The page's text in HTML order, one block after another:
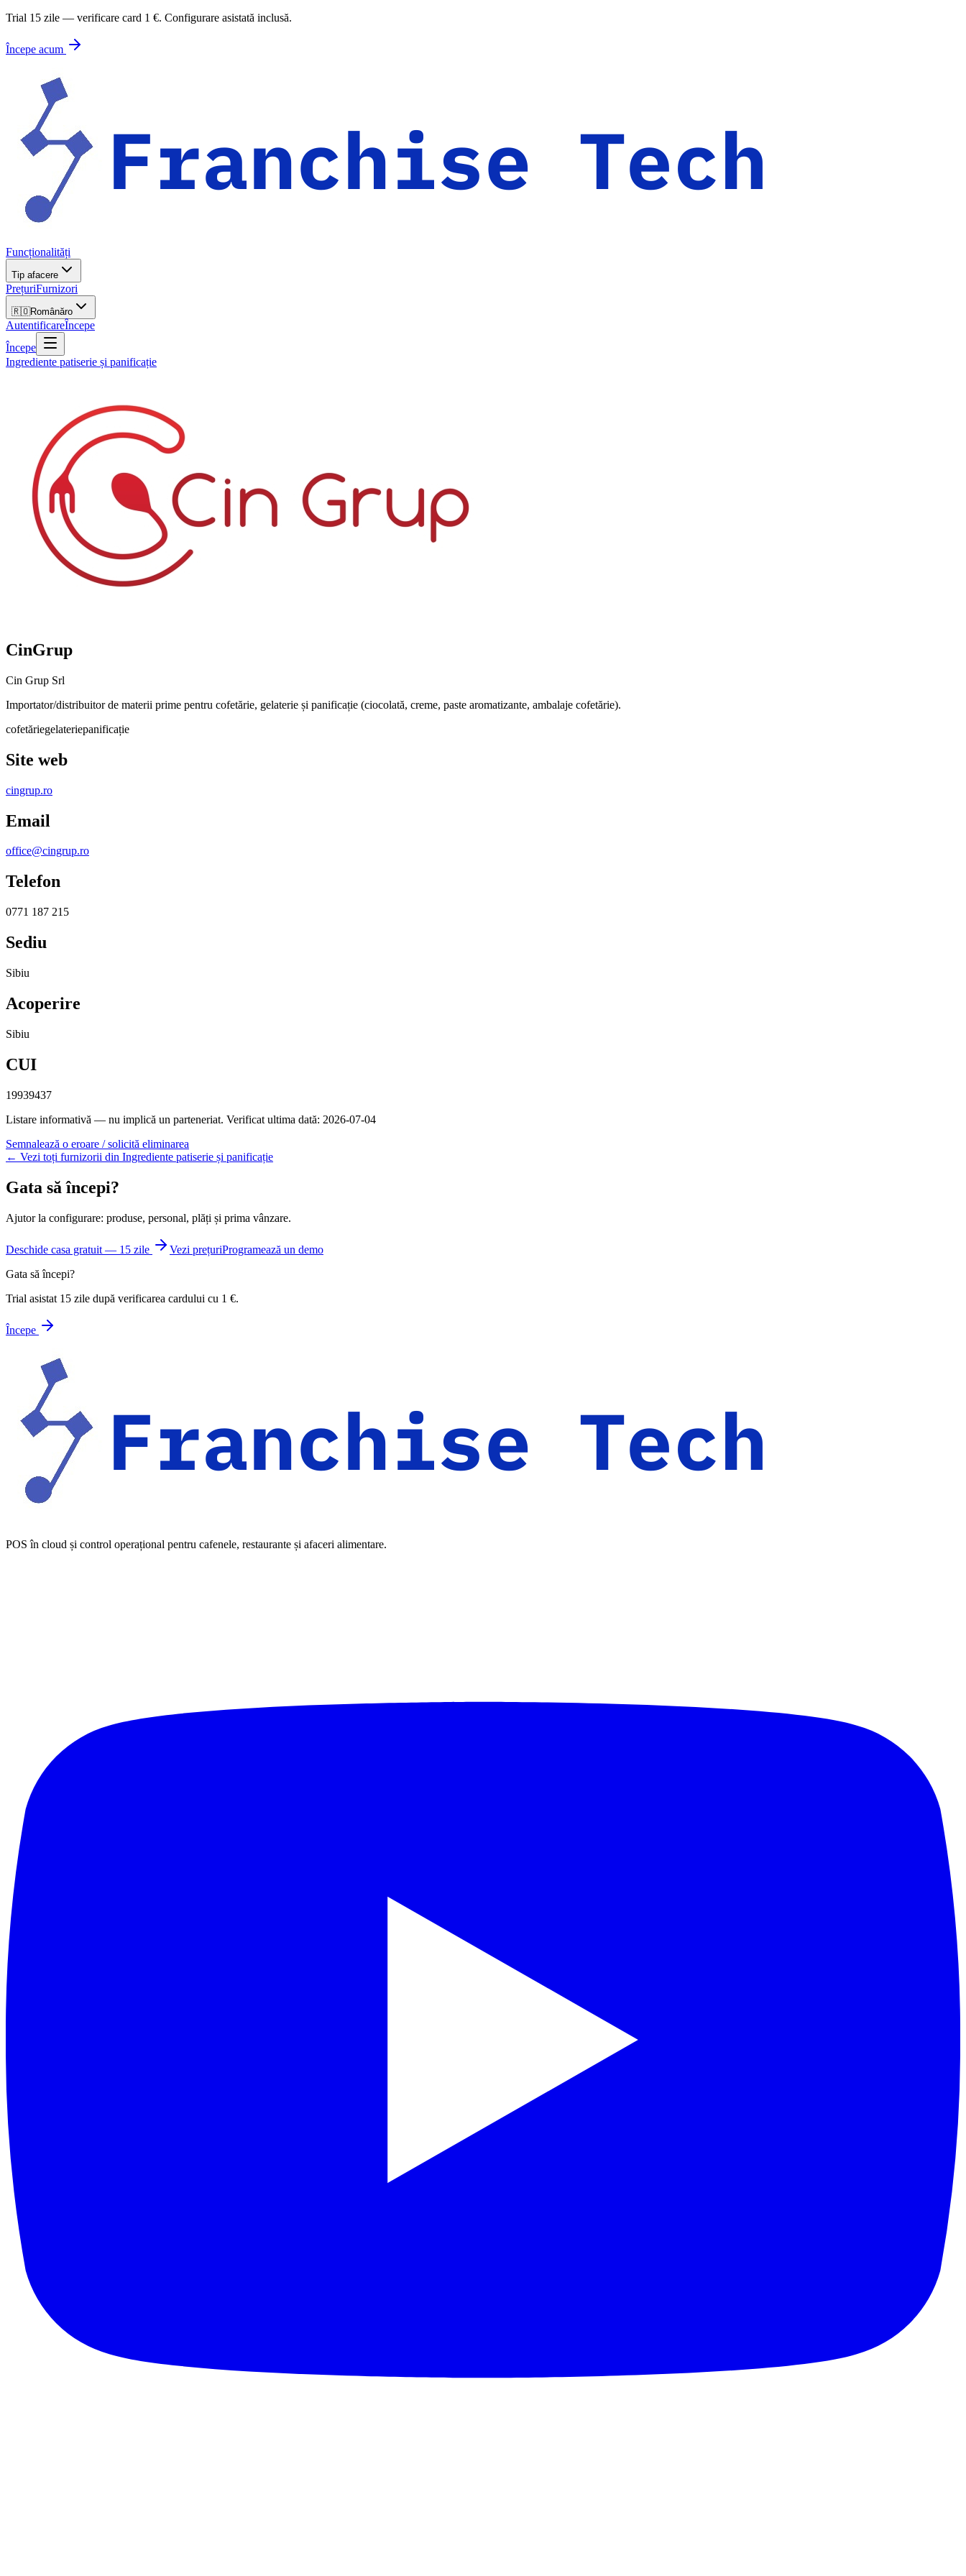
Trial 15 zile — verificare card 1 €. Configurare asistată inclusă.
Începe acum
Funcționalități
Tip afacere
PrețuriFurnizori
🇷🇴Românăro
AutentificareÎncepe
Începe
Ingrediente patiserie și panificație
CinGrup
Cin Grup Srl
Importator/distribuitor de materii prime pentru cofetărie, gelaterie și panificație (ciocolată, creme, paste aromatizante, ambalaje cofetărie).
cofetăriegelateriepanificație
Site web
cingrup.ro
Email
office@cingrup.ro
Telefon
0771 187 215
Sediu
Sibiu
Acoperire
Sibiu
CUI
19939437
Listare informativă — nu implică un parteneriat. Verificat ultima dată: 2026-07-04
Semnalează o eroare / solicită eliminarea
← Vezi toți furnizorii din Ingrediente patiserie și panificație
Gata să începi?
Ajutor la configurare: produse, personal, plăți și prima vânzare.
Deschide casa gratuit — 15 zile Vezi prețuriProgramează un demo
Gata să începi?
Trial asistat 15 zile după verificarea cardului cu 1 €.
Începe
POS în cloud și control operațional pentru cafenele, restaurante și afaceri alimentare.